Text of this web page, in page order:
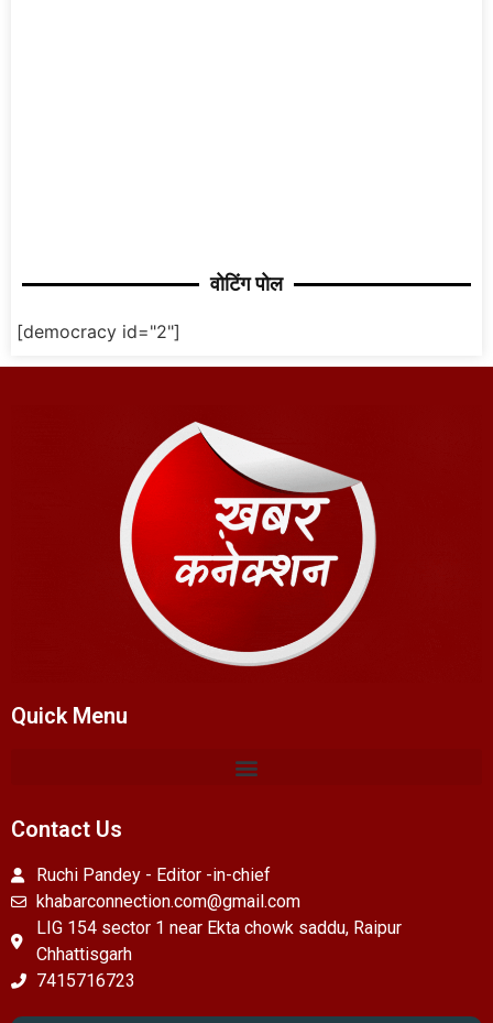
वोटिंग पोल
[democracy id="2"]
Quick Menu
Contact Us
Ruchi Pandey - Editor -in-chief
khabarconnection.com@gmail.com
LIG 154 sector 1 near Ekta chowk saddu, Raipur
Chhattisgarh
7415716723